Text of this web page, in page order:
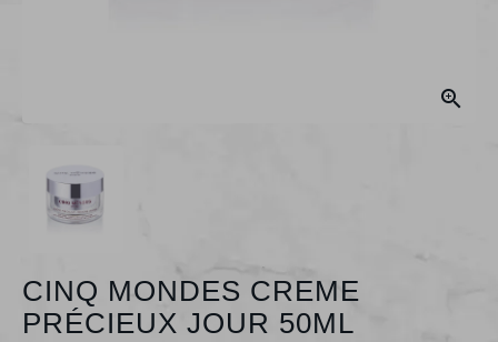

CINQ MONDES CREME
PRÉCIEUX JOUR 50ML